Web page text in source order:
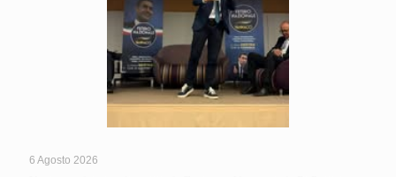
6 Agosto 2026